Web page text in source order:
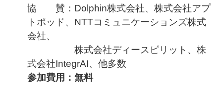
協 賛：Dolphin株式会社、株式会社アプ
トポッド、NTTコミュニケーションズ株式
会社、
株式会社ディースピリット、 株
式会社IntegrAI、 他多数
参加費用：無料